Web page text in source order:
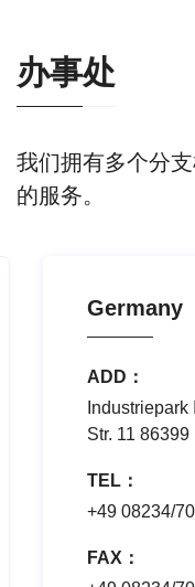
办事处
我们拥有多个分
的服务。
Germany
ADD：
Str. 11
TEL：
+49 08234/
FAX：